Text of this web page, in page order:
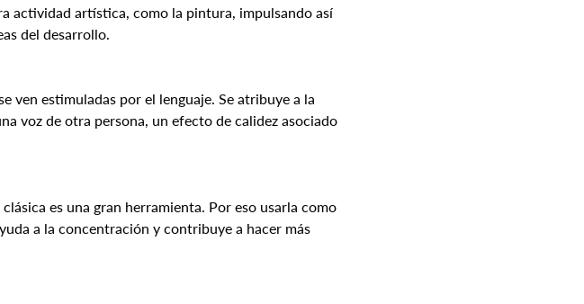
actividad artística, como la pintura, impulsando así
del desarrollo.
ven estimuladas por el lenguaje. Se atribuye a la
voz de otra persona, un efecto de calidez asociado
es una gran herramienta. Por eso usarla como
a la concentración y contribuye a hacer más